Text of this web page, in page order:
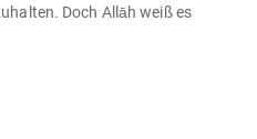
Doch Allāh weiß es